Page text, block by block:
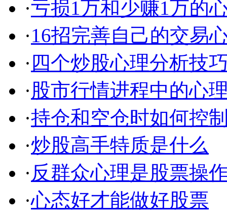
·亏损1万和少赚1万的
·16招完善自己的交易
· 四个炒股心理分析技
·股市行情进程中的心
·持仓和空仓时如何控
·炒股高手特质是什么
· 反群众心理是股票操
·心态好才能做好股票